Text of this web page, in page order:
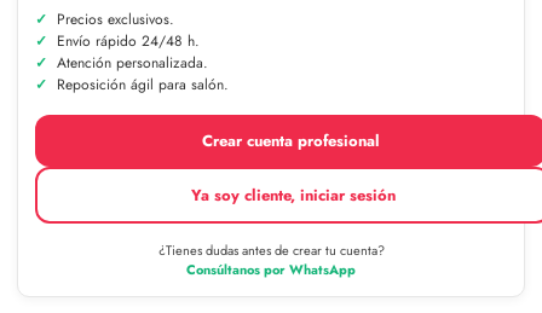
Precios exclusivos.
Envío rápido 24/48 h.
Atención personalizada.
Reposición ágil para salón.
Crear cuenta profesional
Ya soy cliente, iniciar sesión
¿Tienes dudas antes de crear tu cuenta?
Consúltanos por WhatsApp